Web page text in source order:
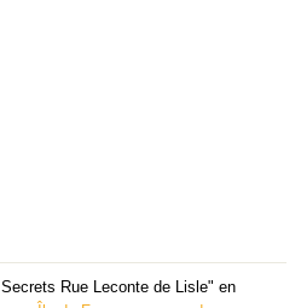
Rue Leconte de Lisle" en